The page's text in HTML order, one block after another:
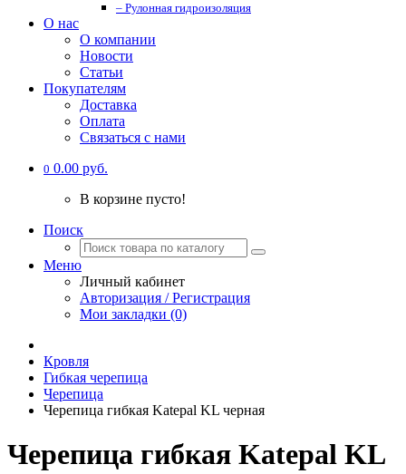
– Рулонная гидроизоляция
О нас
О компании
Новости
Статьи
Покупателям
Доставка
Оплата
Связаться с нами
0 0.00 руб.
В корзине пусто!
Поиск
Меню
Личный кабинет
Авторизация / Регистрация
Мои закладки (0)
Кровля
Гибкая черепица
Черепица
Черепица гибкая Katepal KL черная
Черепица гибкая Katepal KL